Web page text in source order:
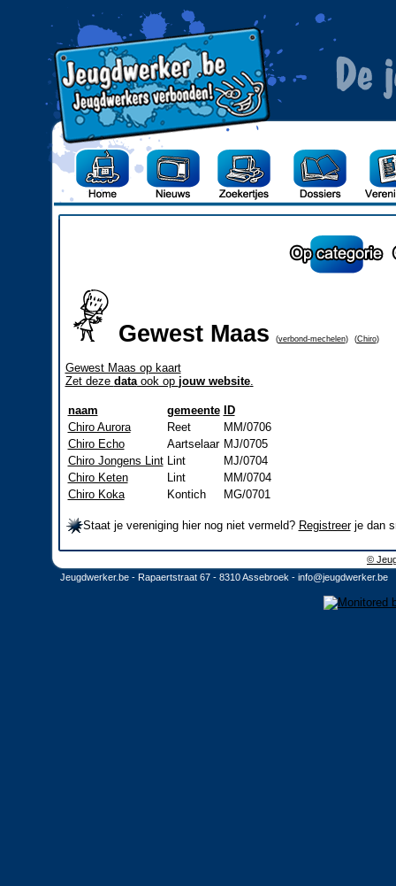
Gewest Maas (verbond-mechelen) (Chiro)
Gewest Maas op kaart
Zet deze dataook op jouw website.
naam gemeente ID
Chiro Aurora
Reet
MM/0706
Chiro Echo
Aartselaar MJ/0705
Chiro Jongens Lint Lint
MJ/0704
Chiro Keten
Lint
MM/0704
Chiro Koka
Kontich MG/0701
Staat je vereniging hier nog niet vermeld? Registreerje dan
©
Jeugdwerker.be - Rapaertstraat 67 - 8310 Assebroek - info@jeugdwerker.be